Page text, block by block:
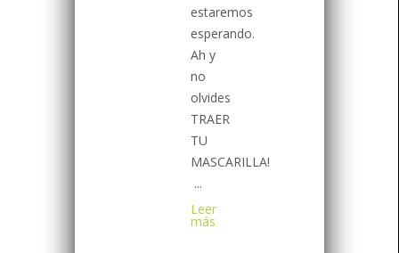
estaremos
esperando.
Ah y
no
olvides
TRAER
TU
MASCARILLA!
...
Leer
más